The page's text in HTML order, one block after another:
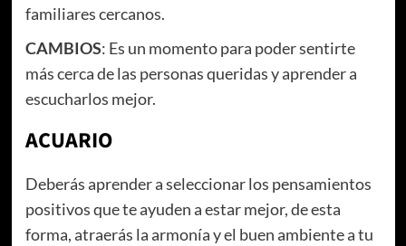
familiares cercanos.
CAMBIOS: Es un momento para poder sentirte
más cerca de las personas queridas y aprender a
escucharlos mejor.
ACUARIO
Deberás aprender a seleccionar los pensamientos
positivos que te ayuden a estar mejor, de esta
forma, atraerás la armonía y el buen ambiente a tu